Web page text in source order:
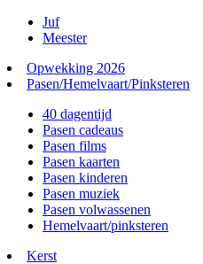
Juf
Meester
Opwekking 2026
Pasen/Hemelvaart/Pinksteren
40 dagentijd
Pasen cadeaus
Pasen films
Pasen kaarten
Pasen kinderen
Pasen muziek
Pasen volwassenen
Hemelvaart/pinksteren
Kerst